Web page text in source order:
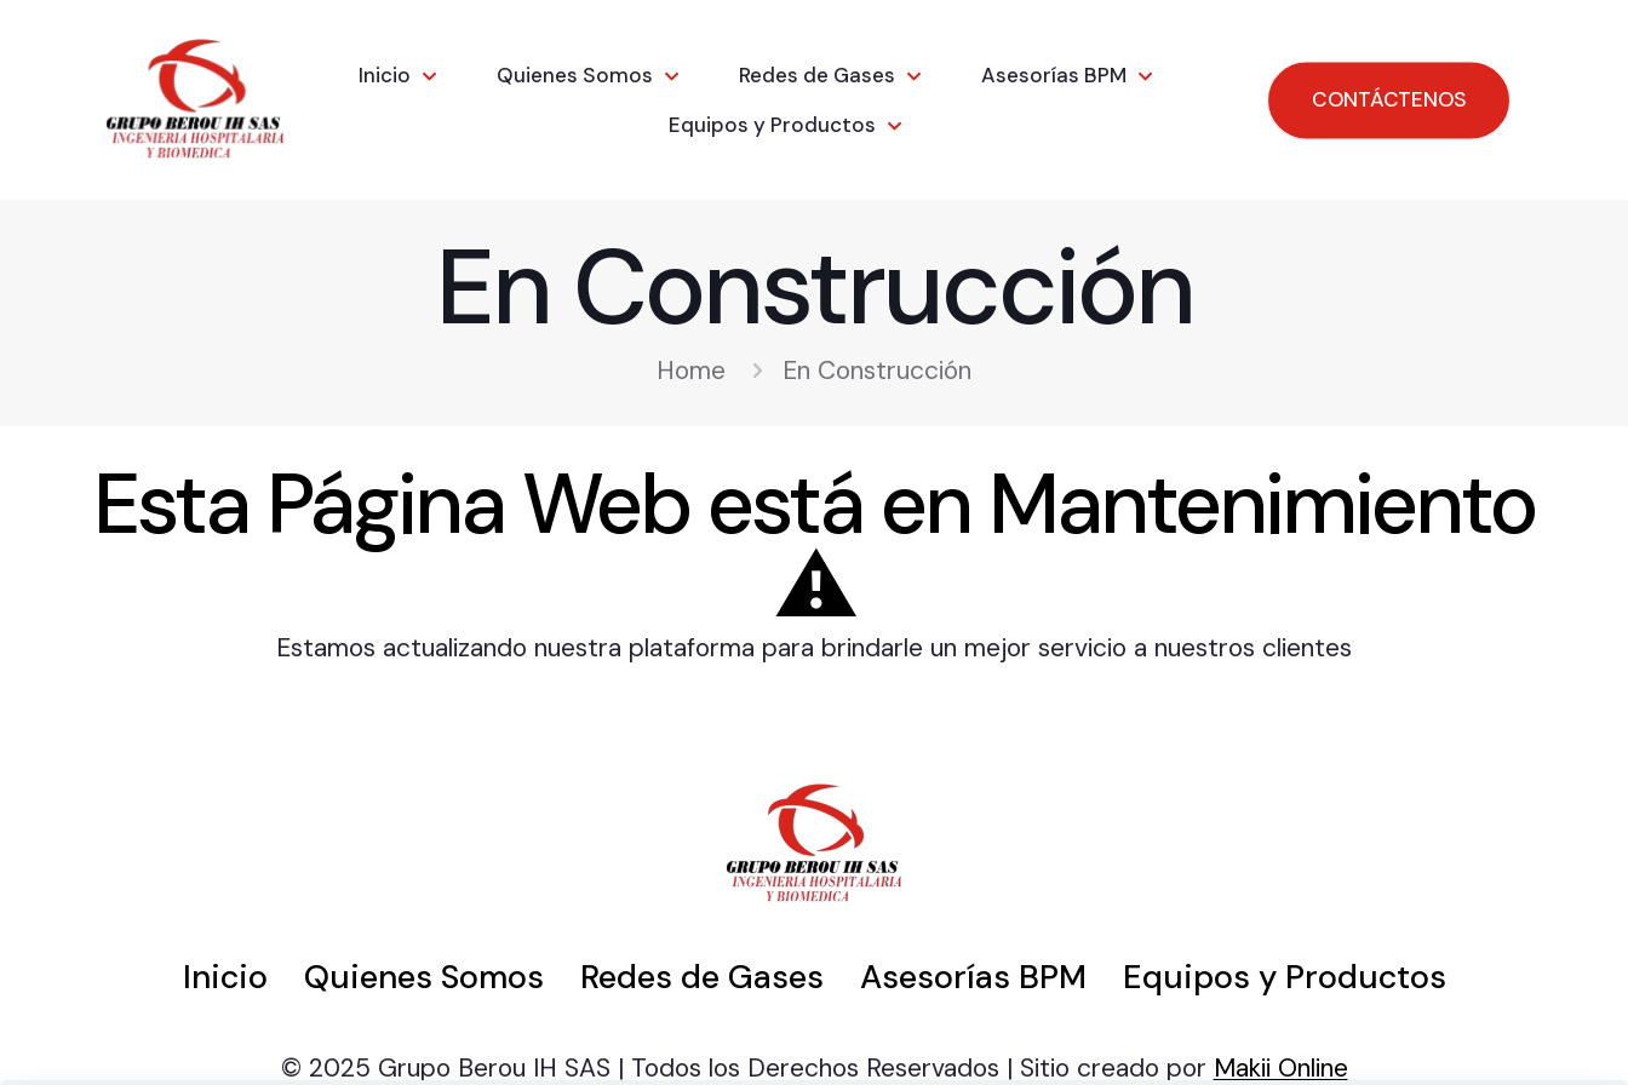
Inicio Quienes Somos Redes de Gases
Asesorías BPM
Equipos y Productos
CONTÁCTENOS
En Construcción
Home En Construcción
Esta Página Web está en Mantenimiento
⚠️
Estamos actualizando nuestra plataforma para brindarle un mejor servicio a nuestros clientes
Inicio Quienes Somos Redes de Gases Asesorías BPM Equipos y Productos
© 2025 Grupo Berou IH SAS | Todos los Derechos Reservados | Sitio creado por Makii Online